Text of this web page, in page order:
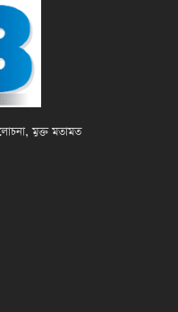
মুক্ত মতামত